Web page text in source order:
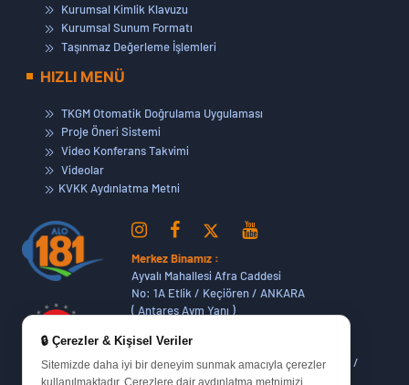
🔒 Çerezler & Kişisel Veriler
Sitemizde daha iyi bir deneyim sunmak amacıyla çerezler
kullanılmaktadır. Çerezlere dair aydınlatma metnimizi
Kurumsal Kimlik Klavuzu
Kurumsal Sunum Formatı
Taşınmaz Değerleme İşlemleri
HIZLI MENÜ
TKGM Otomatik Doğrulama Uygulaması
Proje Öneri Sistemi
Video Konferans Takvimi
Videolar
KVKK Aydınlatma Metni
Merkez Binamız :
Ayvalı Mahallesi Afra Caddesi
No: 1A Etlik / Keçiören / ANKARA
( Antares Avm Yanı )
Dikmen Hizmet Binamız :
Dikmen Caddesi No:14 (06420) Bakanlıklar /
ANKARA